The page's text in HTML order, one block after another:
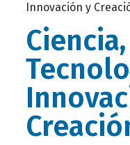
Innovación y
Ciencia,